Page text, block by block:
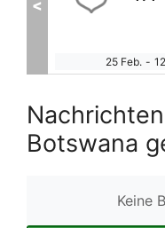
25 Feb. - 12:00
<
Botswana
Keine